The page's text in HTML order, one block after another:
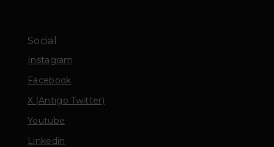
Social
Instagram
Facebook
X (Antigo Twitter)
Youtube
Linkedin